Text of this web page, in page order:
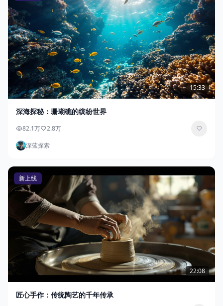
15:33
深海探秘：珊瑚礁的缤纷世界
82.1万
2.8万
深蓝探索
新上线
22:08
匠心手作：传统陶艺的千年传承